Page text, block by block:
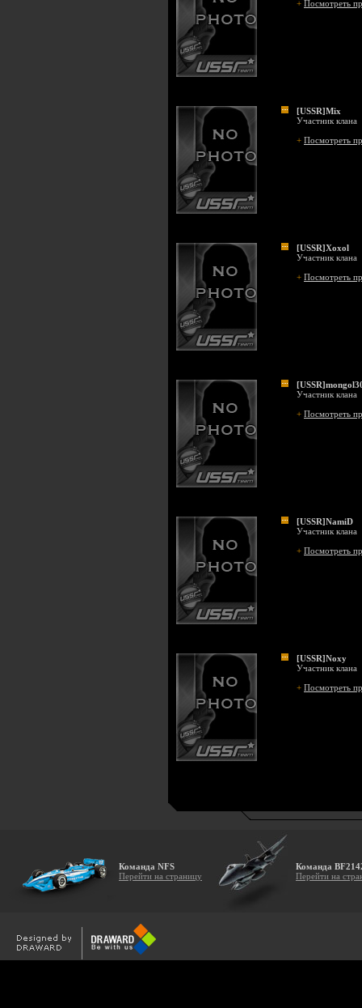
+ Посмотреть
[USSR]Mix
Участник клана
+ Посмотреть
[USSR]Xoxol
Участник клана
+ Посмотреть
Участник клана
+ Посмотреть
[USSR]NamiD
Участник клана
+ Посмотреть
[USSR]Noxy
Участник клана
+ Посмотреть
Команда NFS
Перейти на страницу
Команда
Перейти на